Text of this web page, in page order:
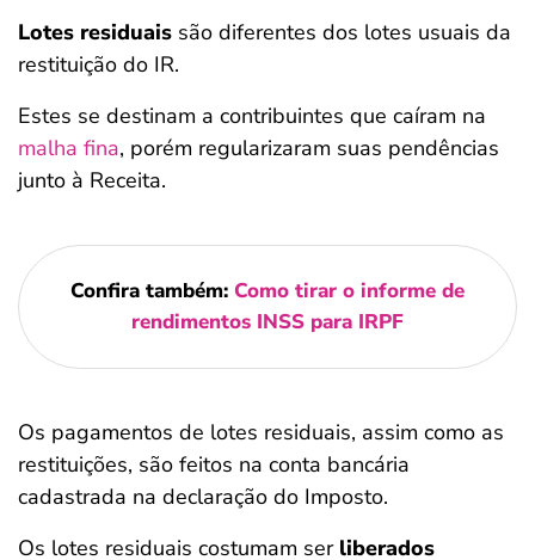
Lotes residuais são diferentes dos lotes usuais da
restituição do IR.
Estes se destinam a contribuintes que caíram na
malha fina, porém regularizaram suas pendências
junto à Receita.
Confira também: Como tirar o informe de
rendimentos INSS para IRPF
Os pagamentos de lotes residuais, assim como as
restituições, são feitos na conta bancária
cadastrada na declaração do Imposto.
Os lotes residuais costumam ser liberados